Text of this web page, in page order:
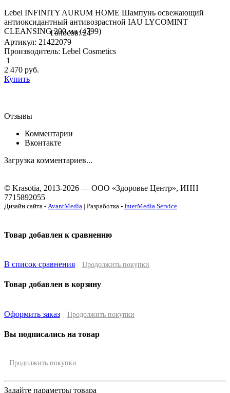
Lebel INFINITY AURUM HOME Шампунь освежающий
антиоксидантный антивозрастной IAU LYCOMINT
CLEANSING 200 мл (4799)
Голосов: 24
Артикул: 21422079
Производитель: Lebel Cosmetics
1
2 470 руб.
Купить
Отзывы
Комментарии
Вконтакте
Загрузка комментариев...
© Krasotia, 2013-2026 — ООО «Здоровье Центр», ИНН
7715892055
Дизайн сайта - AvantMedia | Разработка - InterMedia Service
Товар добавлен к сравнению
В список сравнения Продолжить покупки
Товар добавлен в корзину
Оформить заказ Продолжить покупки
Вы подписались на товар
Продолжить покупки
Задайте параметры товара